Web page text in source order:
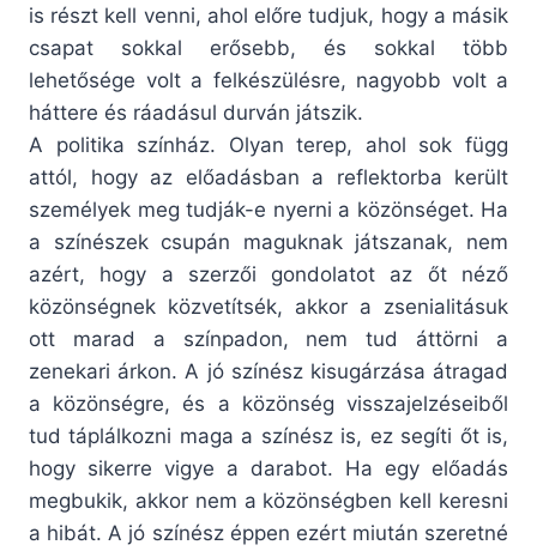
is részt kell venni, ahol előre tudjuk, hogy a másik
csapat sokkal erősebb, és sokkal több
lehetősége volt a felkészülésre, nagyobb volt a
háttere és ráadásul durván játszik.
A politika színház. Olyan terep, ahol sok függ
attól, hogy az előadásban a reflektorba került
személyek meg tudják-e nyerni a közönséget. Ha
a színészek csupán maguknak játszanak, nem
azért, hogy a szerzői gondolatot az őt néző
közönségnek közvetítsék, akkor a zsenialitásuk
ott marad a színpadon, nem tud áttörni a
zenekari árkon. A jó színész kisugárzása átragad
a közönségre, és a közönség visszajelzéseiből
tud táplálkozni maga a színész is, ez segíti őt is,
hogy sikerre vigye a darabot. Ha egy előadás
megbukik, akkor nem a közönségben kell keresni
a hibát. A jó színész éppen ezért miután szeretné